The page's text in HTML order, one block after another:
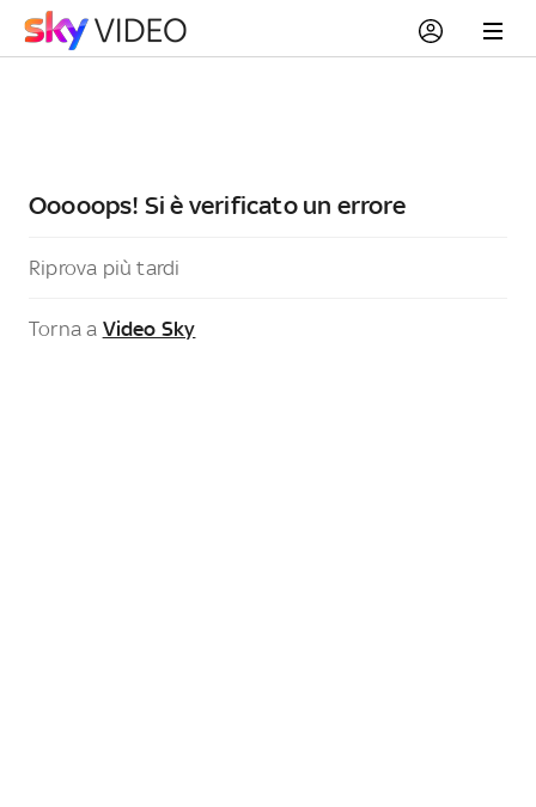
Ooooops! Si è verificato un errore
Riprova più tardi
Torna a Video Sky